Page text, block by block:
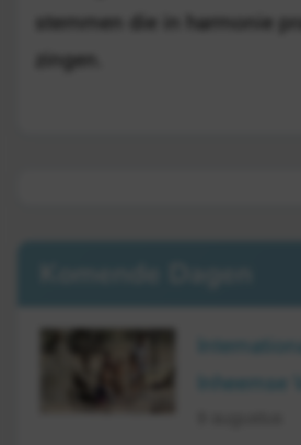
stemmen die in harmonie
zingen.